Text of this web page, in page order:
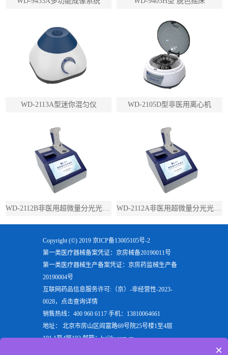
WD-2113A型迷你混匀仪 WD-2105D型非医用离心机
WD-2112B非医用超微量分光光度计（带荧光） WD-2112A非医用超微量分光光度计（不带荧光）
Copyright (©) 2019 京ICP备13005105号-2
第一类医疗器械备案凭证：京房械备20190011号
第一类医疗器械生产备案凭证：京房药监械生产备
20190004号
互联网药品信息服务许可:（京）-非经营性-2023-
0028，点击查询详情
销售热线：400 960 6117 手机：13810064661
地址： 北京市房山区阎富路69号院25号楼1至4层
101,1至4层102 邮箱：ly@ly.com.cn
×